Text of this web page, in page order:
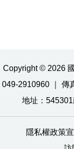
Copyright © 2026
2910960 ｜ 傳
地址：
隱私權政策